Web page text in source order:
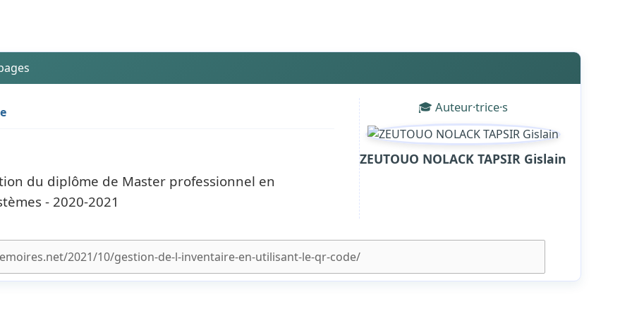
du diplôme de Master professionnel en
- 2020-2021
🎓 Auteur·trice·s
ZEUTOUO NOLACK TAPSIR Gislain